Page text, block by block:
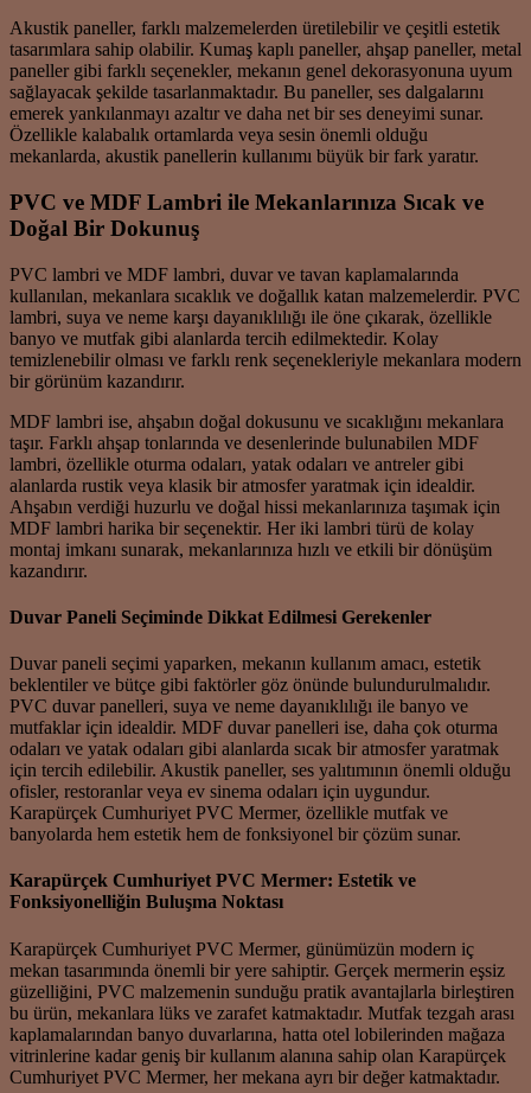
Akustik paneller, farklı malzemelerden üretilebilir ve çeşitli estetik
tasarımlara sahip olabilir. Kumaş kaplı paneller, ahşap paneller, metal
paneller gibi farklı seçenekler, mekanın genel dekorasyonuna uyum
sağlayacak şekilde tasarlanmaktadır. Bu paneller, ses dalgalarını
emerek yankılanmayı azaltır ve daha net bir ses deneyimi sunar.
Özellikle kalabalık ortamlarda veya sesin önemli olduğu
mekanlarda, akustik panellerin kullanımı büyük bir fark yaratır.
PVC ve MDF Lambri ile Mekanlarınıza Sıcak ve
Doğal Bir Dokunuş
PVC lambri ve MDF lambri, duvar ve tavan kaplamalarında
kullanılan, mekanlara sıcaklık ve doğallık katan malzemelerdir. PVC
lambri, suya ve neme karşı dayanıklılığı ile öne çıkarak, özellikle
banyo ve mutfak gibi alanlarda tercih edilmektedir. Kolay
temizlenebilir olması ve farklı renk seçenekleriyle mekanlara modern
bir görünüm kazandırır.
MDF lambri ise, ahşabın doğal dokusunu ve sıcaklığını mekanlara
taşır. Farklı ahşap tonlarında ve desenlerinde bulunabilen MDF
lambri, özellikle oturma odaları, yatak odaları ve antreler gibi
alanlarda rustik veya klasik bir atmosfer yaratmak için idealdir.
Ahşabın verdiği huzurlu ve doğal hissi mekanlarınıza taşımak için
MDF lambri harika bir seçenektir. Her iki lambri türü de kolay
montaj imkanı sunarak, mekanlarınıza hızlı ve etkili bir dönüşüm
kazandırır.
Duvar Paneli Seçiminde Dikkat Edilmesi Gerekenler
Duvar paneli seçimi yaparken, mekanın kullanım amacı, estetik
beklentiler ve bütçe gibi faktörler göz önünde bulundurulmalıdır.
PVC duvar panelleri, suya ve neme dayanıklılığı ile banyo ve
mutfaklar için idealdir. MDF duvar panelleri ise, daha çok oturma
odaları ve yatak odaları gibi alanlarda sıcak bir atmosfer yaratmak
için tercih edilebilir. Akustik paneller, ses yalıtımının önemli olduğu
ofisler, restoranlar veya ev sinema odaları için uygundur.
Karapürçek Cumhuriyet PVC Mermer, özellikle mutfak ve
banyolarda hem estetik hem de fonksiyonel bir çözüm sunar.
Karapürçek Cumhuriyet PVC Mermer: Estetik ve
Fonksiyonelliğin Buluşma Noktası
Karapürçek Cumhuriyet PVC Mermer, günümüzün modern iç
mekan tasarımında önemli bir yere sahiptir. Gerçek mermerin eşsiz
güzelliğini, PVC malzemenin sunduğu pratik avantajlarla birleştiren
bu ürün, mekanlara lüks ve zarafet katmaktadır. Mutfak tezgah arası
kaplamalarından banyo duvarlarına, hatta otel lobilerinden mağaza
vitrinlerine kadar geniş bir kullanım alanına sahip olan Karapürçek
Cumhuriyet PVC Mermer, her mekana ayrı bir değer katmaktadır.